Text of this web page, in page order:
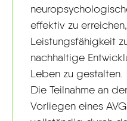
effektiv zu
Leistungsfähigkeit
nachhaltige
Leben zu gestalten.
Die Teilnahme an
Vorliegen eines